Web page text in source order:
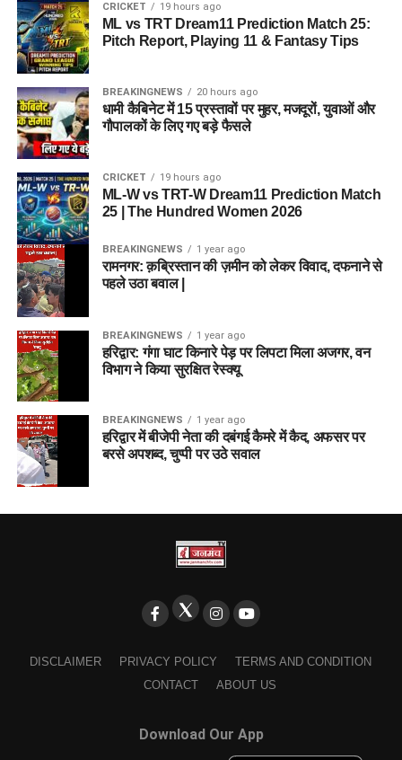
CRICKET 19 hours ago
ML vs TRT Dream11 Prediction Match 25:
Pitch Report, Playing 11 & Fantasy Tips
BREAKINGNEWS 20 hours ago
धामी कैबिनेट में 15 प्रस्तावों पर मुहर, मजदूरों, युवाओं और
गौपालकों के लिए गए बड़े फैसले
CRICKET 19 hours ago
ML-W vs TRT-W Dream11 Prediction Match
25 | The Hundred Women 2026
BREAKINGNEWS 1 year ago
रामनगर: क़ब्रिस्तान की ज़मीन को लेकर विवाद, दफनाने से
पहले उठा बवाल |
BREAKINGNEWS 1 year ago
हरिद्वार: गंगा घाट किनारे पेड़ पर लिपटा मिला अजगर, वन
विभाग ने किया सुरक्षित रेस्क्यू
BREAKINGNEWS 1 year ago
हरिद्वार में बीजेपी नेता की दबंगई कैमरे में कैद, अफसर पर
बरसे अपशब्द, चुप्पी पर उठे सवाल
DISCLAIMER PRIVACY POLICY
TERMS AND CONDITION
CONTACT
ABOUT US
Download Our App